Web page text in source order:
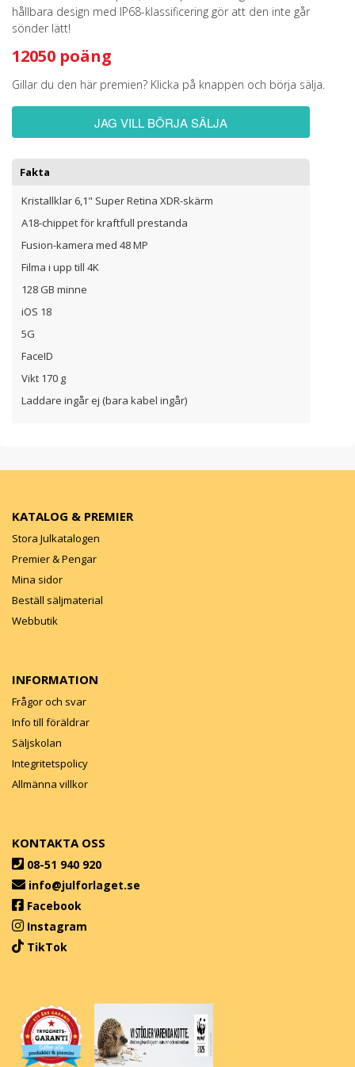
hållbara design med IP68-klassificering gör att den inte går
sönder lätt!
12050 poäng
Gillar du den här premien? Klicka på knappen och börja sälja.
JAG VILL BÖRJA SÄLJA
Fakta
Kristallklar 6,1" Super Retina XDR-skärm
A18-chippet för kraftfull prestanda
Fusion-kamera med 48 MP
Filma i upp till 4K
128 GB minne
iOS 18
5G
FaceID
Vikt 170 g
Laddare ingår ej (bara kabel ingår)
KATALOG & PREMIER
Stora Julkatalogen
Premier & Pengar
Mina sidor
Beställ säljmaterial
Webbutik
INFORMATION
Frågor och svar
Info till föräldrar
Säljskolan
Integritetspolicy
Allmänna villkor
KONTAKTA OSS
08-51 940 920
info@julforlaget.se
Facebook
Instagram
TikTok